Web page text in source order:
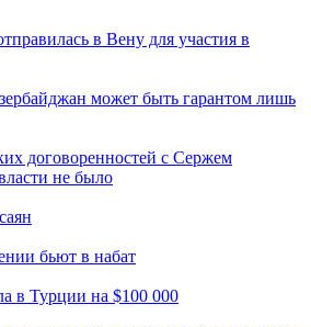
в Вену для участия в
может быть гарантом лишь
договоренностей с Сержем
не было
бьют в набат
в Турции на $100 000